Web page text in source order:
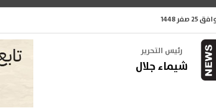
رئيس التحرير
شيماء جلال